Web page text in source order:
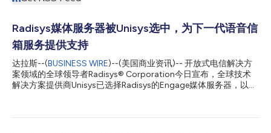
Radisys媒体服务器被Unisys选中，为下一代语音信
箱服务提供支持
达拉斯--(BUSINESS WIRE)--(美国商业资讯)-- 开放式电信解决方
案领域的全球领导者Radisys® Corporation今日宣布，全球技术
解决方案提供商Unisys已选择Radisys的Engage媒体服务器，以增
关基础设施的现代化，并与该公司的云及容器战略保持一致。